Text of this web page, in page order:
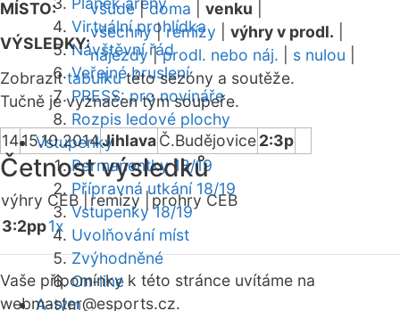
Virtuální prohlídka
Návštěvní řád
Veřejné bruslení
PRESS: pro novináře
Rozpis ledové plochy
Vstupenky
Permanentky 18/19
Přípravná utkání 18/19
Vstupenky 18/19
Uvolňování míst
Zvýhodněné
On-line
A-tým
MÍSTO:
všude|doma venku
VÝSLEDKY:
všechny|remízy výhry v prodl.
nájezdy|prodl. nebo náj. s nulou
Zobrazittabulkutéto sezóny a soutěže.
Tučně je vyznačen tým soupeře.
1415.10.2014JihlavaČ.Budějovice2:3p
Četnost výsledků
výhry CEB | remízy |prohry CEB
3:2pp1x
Vaše připomínky k této stránce uvítáme na
webmaster@esports.cz.